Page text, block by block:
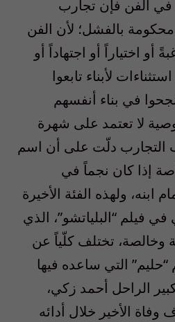
الفن فإن تجارب
محكومة بالفشل؛ لأن الفن
اختياراً أو اجتهاداً أو
لأبناء تابعوا
في بناء أنفسهم
لا تعتمد على شهرة
التجارب دلّت على أن اسم
إذا كان نجماً في
ولهذه الفئة الأخيرة
فيلم “البلياتشو”، الذي
وخالصة، تختلف كلّياً عن
التي ساعده فيها
الراحل أحمد زكي،
وفاة الأخير خلال أدائه